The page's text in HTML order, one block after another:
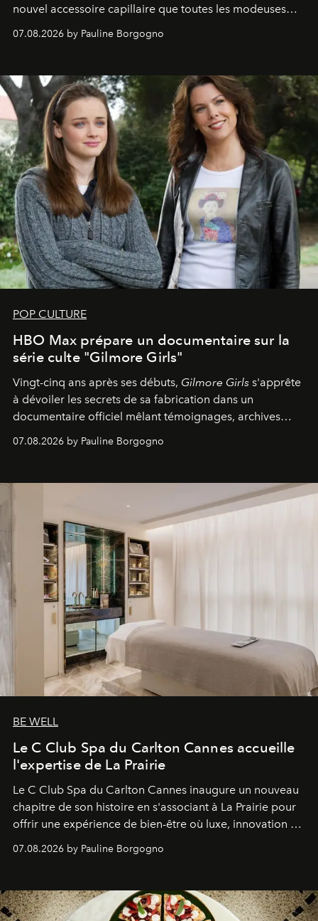
nouvel accessoire capillaire que toutes les modeuses
s'arrachent déjà.
07.08.2026 by Pauline Borgogno
POP CULTURE
HBO Max prépare un documentaire sur la
série culte "Gilmore Girls"
Vingt-cinq ans après ses débuts, Gilmore Girls s'apprête
à dévoiler les secrets de sa fabrication dans un
documentaire officiel mêlant témoignages, archives
inédites et plongée dans les coulisses d'un phénomène
générationnel.
07.08.2026 by Pauline Borgogno
BE WELL
Le C Club Spa du Carlton Cannes accueille
l'expertise de La Prairie
Le C Club Spa du Carlton Cannes inaugure un nouveau
chapitre de son histoire en s'associant à La Prairie pour
offrir une expérience de bien-être où luxe, innovation et
expertise se rencontrent.
07.08.2026 by Pauline Borgogno